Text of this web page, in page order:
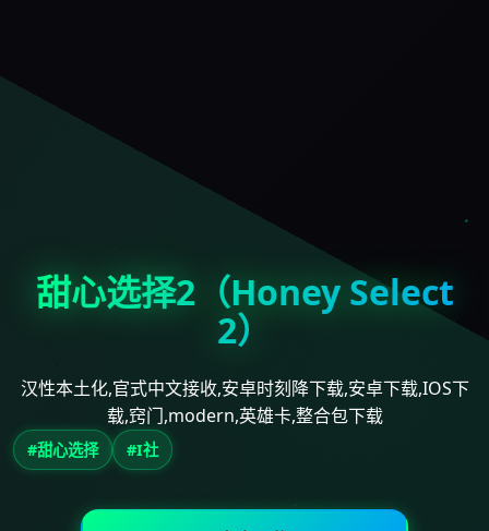
甜心选择2（Honey Select
2）
汉性本土化,官式中文接收,安卓时刻降下载,安卓下载,IOS下
载,窍门,modern,英雄卡,整合包下载
#甜心选择 #I社